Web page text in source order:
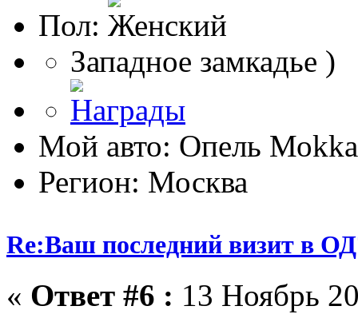
Пол:
Западное замкадье )
Мой авто: Опель
Регион: Москва
Re:Ваш последний визит в
« Ответ #6 : 13 Ноябрь